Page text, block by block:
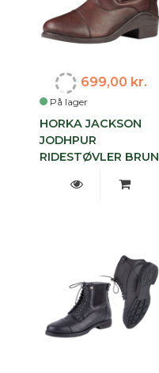
På lager
699,00 kr.
HORKA JACKSON
JODHPUR
RIDESTØVLER BRUN